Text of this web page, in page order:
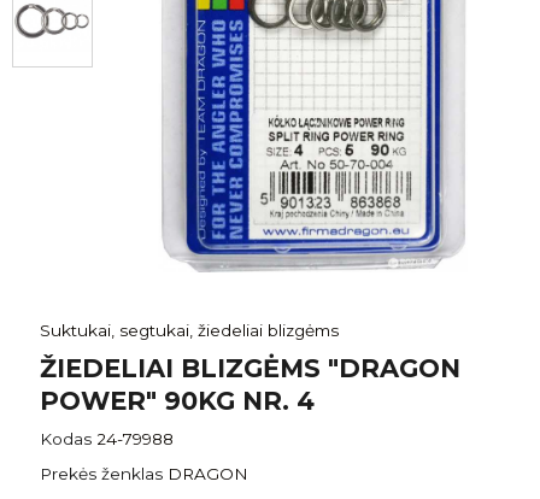
Suktukai, segtukai, žiedeliai blizgėms
ŽIEDELIAI BLIZGĖMS "DRAGON
POWER" 90KG NR. 4
Kodas 24-79988
Prekės ženklas DRAGON